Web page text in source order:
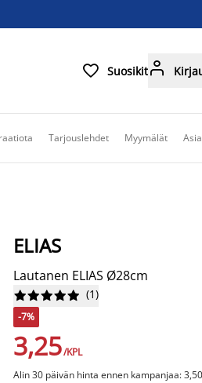
 Suosikit
Tarjouslehdet Myymälät
ELIAS
Lautanen ELIAS Ø28cm





 (1)
-7%
3,25/KPL
Alin 30 päivän hinta ennen kampanjaa: